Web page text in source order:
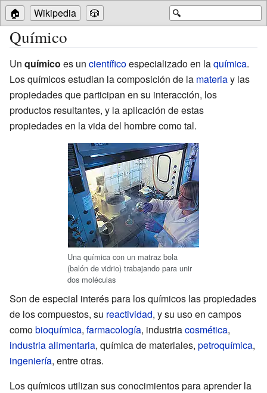
🔍
🏠 Wikipedia 🎲
Químico
Un químico es un científicoespecializado en laquímica.
Los químicos estudian la composición de la materiay las
propiedades que participan en su interacción, los
productos resultantes, y la aplicación de estas
propiedades en la vida del hombre como tal.
Una química con un matraz bola
(balón de vidrio) trabajando para unir
dos moléculas
Son de especial interés para los químicos las propiedades
de los compuestos, su reactividad, y su uso en campos
comobioquímica, farmacología, industriacosmética,
industria alimentaria, química de materiales, petroquímica,
ingeniería, entre otras.
Los químicos utilizan sus conocimientos para aprender la